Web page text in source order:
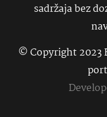
sadržaja bez
© Copyright 2023